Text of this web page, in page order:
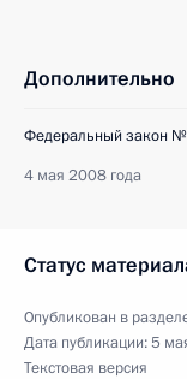
Дополнительно
Федеральный закон
4 мая 2008 года
Статус
Опубликован в
Дата публикации:5
Текстовая версия